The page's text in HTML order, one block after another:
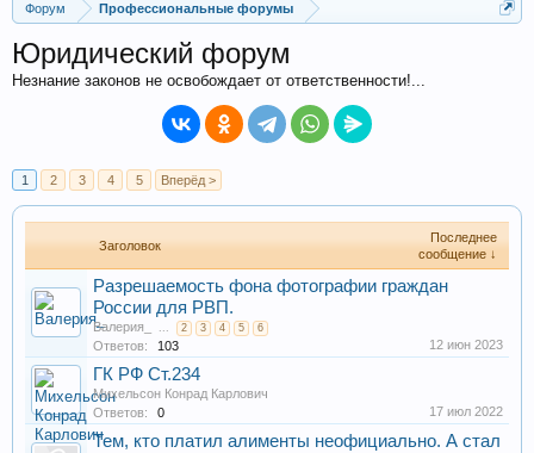
Форум Профессиональные форумы
Юридический форум
Незнание законов не освобождает от ответственности!...
1 2 3 4 5 Вперёд >
Заголовок
Последнее
сообщение ↓
Разрешаемость фона фотографии граждан
России для РВП.
Валерия_ ... 2 3 4 5 6
Ответов: 103 12 июн 2023
ГК РФ Ст.234
Михельсон Конрад Карлович
Ответов:
0 17 июл 2022
Тем, кто платил алименты неофициально. А стал